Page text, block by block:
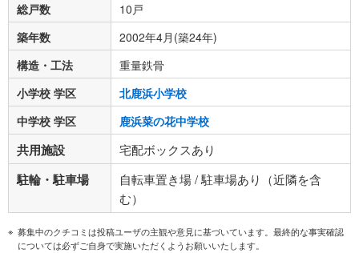
総戸数
10戸
築年数
2002年4月(築24年)
構造・工法
重量鉄骨
小学校 学区
北鹿浜小学校
中学校 学区
鹿浜菜の花中学校
共用施設 宅配ボックスあり
駐輪・駐車場
自転車置き場 / 駐車場あり（近隣を含
む）
募集中のクチコミは投稿ユーザの主観や意見に基づいています。最終的な事実確認
については必ずご自身で実施いただくようお願いいたします。